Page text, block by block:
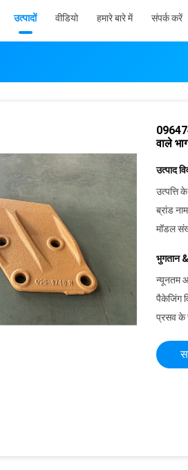
उत्पादों वीडियो हमारे बारे में संपर्क करें
वाले
उत्पाद
उत्पत्ति
ब्रांड
मॉडल
भुगतान
न्यूनतम
पैकेजिंग
प्रसव के